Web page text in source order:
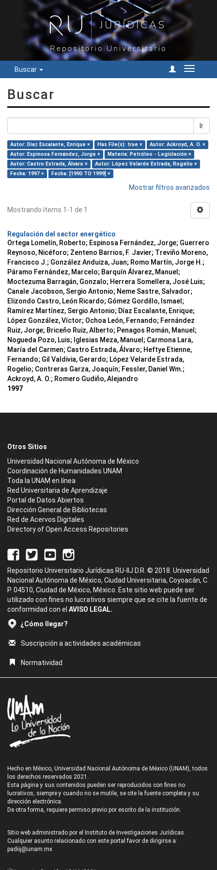
Buscar
Cambiar
Buscar
Ir
Autor: Díaz Escalante, Enrique × Has File(s): true ×
Autor: Ackroyd, A. O. ×
Autor: Espinosa Fernández, Jorge ×
Materia: Petróleo - Legislación ×
Autor: Castro Estrada, Álvaro ×
Autor: López Velarde Estrada, Rogelio ×
Fecha: 1997 ×
Fecha: [1990 TO 1999] ×
Mostrar filtros avanzados
Mostrando ítems 1-1 de 1
Regulación del sector energético
Ortega Lomelín, Roberto; Espinosa Fernández, Jorge; Guerrero
Reynoso, Nicéforo; Zenteno Barrios, F. Javier; Treviño Moreno,
Francisco J.; González Anduiza, Juan; Romo Martín, Jorge H.;
Páramo Fernández, Marcelo; Barquín Álvarez, Manuel;
Moctezuma Barragán, Gonzalo; Herrera Somellera, José Luis;
Canale Jacobson, Sergio Antonio; Neme Sastre, Salvador;
Elizondo Castro, León Ricardo; Gómez Gordillo, Ismael;
Ramírez Martínez, Sergio Antonio; Díaz Escalante, Enrique;
López González, Víctor; Ochoa León, Fernando; Fernández
Ruiz, Jorge; Briceño Ruiz, Alberto; Penagos Román, Manuel;
Nogueda Pozo, Luis; Iglesias Meza, Manuel; Carmona Lara,
María del Carmen; Castro Estrada, Álvaro; Heftye Etienne,
Fernando; Gil Valdivia, Gerardo; López Velarde Estrada,
Rogelio; Contreras Garza, Joaquín; Fessler, Daniel Wm.;
Ackroyd, A. O.; Romero Gudiño, Alejandro
1997
Otros Sitios
Universidad Nacional Autónoma de México
Coordinación de Humanidades UNAM
Toda la UNAM en línea
Red Universitaria de Aprendizaje
Portal de Datos Abiertos
Dirección General de Bibliotecas
Red de Acervos Digitales
Directory of Open Access Repositories
Repositorio Universitario Jurídicas RU-IIJ D.R. © 2018. Universidad
Nacional Autónoma de México, Ciudad Universitaria, Coyoacán, C.
P. 04510, Ciudad de México, México. Este sitio web puede ser
utilizado con fines no lucrativos siempre que se cite la fuente de
conformidad con el AVISO LEGAL.
¿Cómo llegar?
Suscripción a actividades académicas
Normatividad
Hecho en México, Universidad Nacional Autónoma de México (UNAM), todos
los derechos reservados 2021.
Esta página y sus contenidos pueden ser reproducidos con fines no
lucrativos, siempre y cuando no se mutile, se cite la fuente completa y su
dirección electrónica.
De otra forma, requiere permiso previo por escrito de la institución.
Sitio web administrado por el Instituto de Investigaciones Jurídicas.
Cualquier asunto relacionado con este portal favor de dirigirse a:
padiij@unam.mx